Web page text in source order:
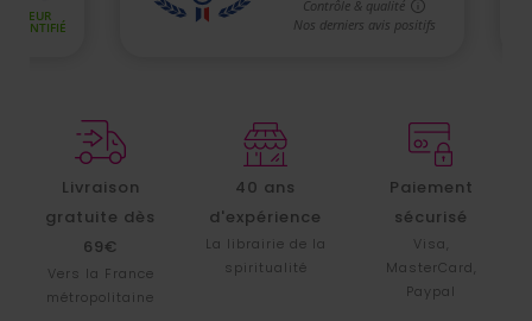
Livraison
gratuite dès
69€
Vers la France
métropolitaine
40 ans
d'expérience
La librairie de la
spiritualité
Paiement
sécurisé
Visa,
MasterCard,
Paypal